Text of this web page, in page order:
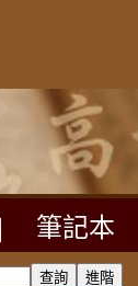
筆記本